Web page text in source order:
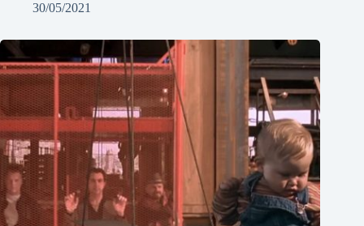
30/05/2021